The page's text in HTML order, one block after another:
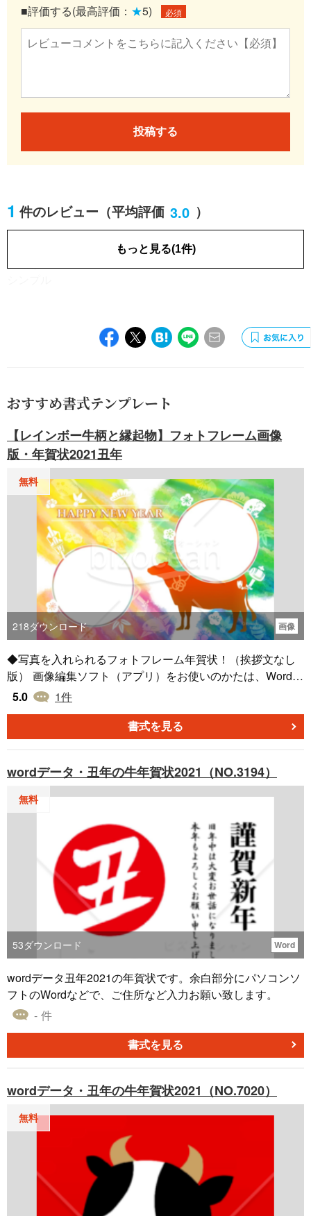
■評価する(最高評価： ★5) 必須
投稿する
1 件のレビュー （平均評価 3.0 ）
主婦・学生・働いていない男性／80代
もっと見る(1件)
おすすめ書式テンプレート
【レインボー牛柄と縁起物】フォトフレーム画像
版・年賀状2021丑年
無料
218ダウンロード 画像
◆写真を入れられるフォトフレーム年賀状！（挨拶文なし
版） 画像編集ソフト（アプリ）をお使いのかたは、Word版
よりもこちらの画像の方が簡単です。 写真を入れる部分が
景に、縁起物をちらしたデザイン。 プリンタの設定は「フ
チなし（全面印刷）」を推奨します。 ※こちらのPNG画像
なるようです。 ◆作者名（龍崎コウヤ）をクリックする
と、作品一覧が見られますので、よろしくお願いします。
5.0 1件
書式を見る
wordデータ・丑年の牛年賀状2021（NO.3194）
無料
53ダウンロード Word
wordデータ丑年2021の年賀状です。余白部分にパソコンソ
フトのWordなどで、ご住所など入力お願い致します。
- 件
書式を見る
wordデータ・丑年の牛年賀状2021（NO.7020）
無料